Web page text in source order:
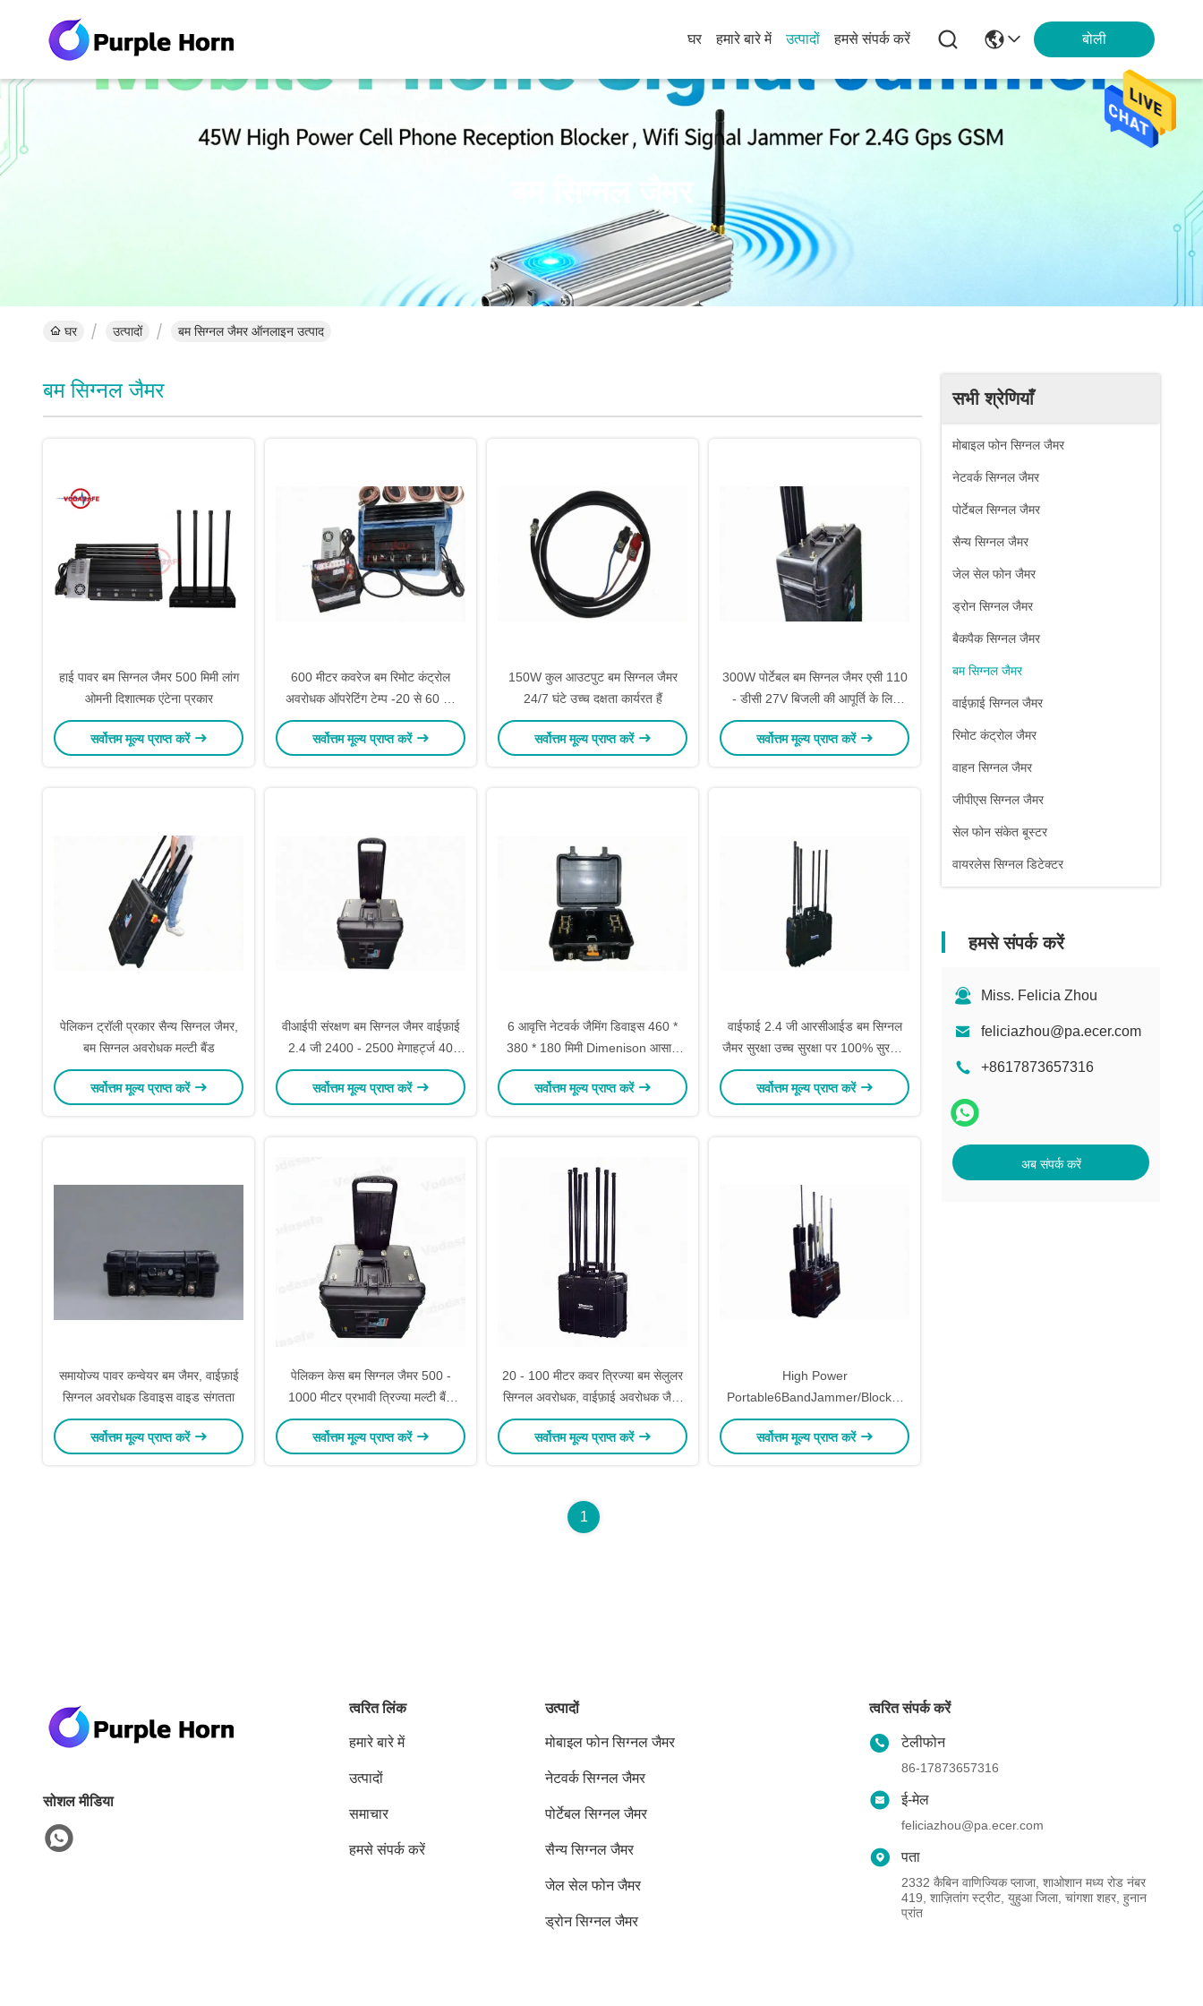
घर हमारे बारे में उत्पादों हमसे संपर्क करें बोली
घर उत्पादों बम सिग्नल जैमर ऑनलाइन उत्पाद
सभी श्रेणियाँ
मोबाइल फोन सिग्नल जैमर
नेटवर्क सिग्नल जैमर
पोर्टेबल सिग्नल जैमर
सैन्य सिग्नल जैमर
जेल सेल फोन जैमर
ड्रोन सिग्नल जैमर
बैकपैक सिग्नल जैमर
बम सिग्नल जैमर
वाईफ़ाई सिग्नल जैमर
रिमोट कंट्रोल जैमर
वाहन सिग्नल जैमर
जीपीएस सिग्नल जैमर
सेल फोन संकेत बूस्टर
वायरलेस सिग्नल डिटेक्टर
हमसे संपर्क करें
Miss. Felicia Zhou
feliciazhou@pa.ecer.com
+8617873657316
अब संपर्क करें
बम सिग्नल जैमर
हाई पावर बम सिग्नल जैमर 500 मिमी लांग
ओमनी दिशात्मक एंटेना प्रकार
सर्वोत्तम मूल्य प्राप्त करें
600 मीटर कवरेज बम रिमोट कंट्रोल
अवरोधक ऑपरेटिंग टेम्प -20 से 60 ℃
आरसी 150 बी
सर्वोत्तम मूल्य प्राप्त करें
150W कुल आउटपुट बम सिग्नल जैमर
24/7 घंटे उच्च दक्षता कार्यरत हैं
सर्वोत्तम मूल्य प्राप्त करें
300W पोर्टेबल बम सिग्नल जैमर एसी 110
- डीसी 27V बिजली की आपूर्ति के लिए
240V
सर्वोत्तम मूल्य प्राप्त करें
पेलिकन ट्रॉली प्रकार सैन्य सिग्नल जैमर,
बम सिग्नल अवरोधक मल्टी बैंड
सर्वोत्तम मूल्य प्राप्त करें
वीआईपी संरक्षण बम सिग्नल जैमर वाईफ़ाई
2.4 जी 2400 - 2500 मेगाहर्ट्ज 40
डीबीएम / 50W
सर्वोत्तम मूल्य प्राप्त करें
6 आवृत्ति नेटवर्क जैमिंग डिवाइस 460 *
380 * 180 मिमी Dimenison आसान
परिवहन
सर्वोत्तम मूल्य प्राप्त करें
वाईफाई 2.4 जी आरसीआईड बम सिग्नल
जैमर सुरक्षा उच्च सुरक्षा पर 100% सुरक्षित
वीएसडब्ल्यूआर
सर्वोत्तम मूल्य प्राप्त करें
समायोज्य पावर कन्वेयर बम जैमर, वाईफ़ाई
सिग्नल अवरोधक डिवाइस वाइड संगतता
सर्वोत्तम मूल्य प्राप्त करें
पेलिकन केस बम सिग्नल जैमर 500 -
1000 मीटर प्रभावी त्रिज्या मल्टी बैंड
डिजाइन
सर्वोत्तम मूल्य प्राप्त करें
20 - 100 मीटर कवर त्रिज्या बम सेलुलर
सिग्नल अवरोधक, वाईफ़ाई अवरोधक जैमर
गुड कूलिंग सिस्टम
सर्वोत्तम मूल्य प्राप्त करें
High Power
Portable6BandJammer/Blocker
Purple Horn PL6
सर्वोत्तम मूल्य प्राप्त करें
1
सोशल मीडिया
त्वरित लिंक
हमारे बारे में
उत्पादों
समाचार
हमसे संपर्क करें
उत्पादों
मोबाइल फोन सिग्नल जैमर
नेटवर्क सिग्नल जैमर
पोर्टेबल सिग्नल जैमर
सैन्य सिग्नल जैमर
जेल सेल फोन जैमर
ड्रोन सिग्नल जैमर
त्वरित संपर्क करें
टेलीफोन
86-17873657316
ई-मेल
feliciazhou@pa.ecer.com
पता
2332 कैबिन वाणिज्यिक प्लाजा, शाओशान मध्य रोड नंबर
419, शाज़ितांग स्ट्रीट, युहुआ जिला, चांगशा शहर, हुनान
प्रांत